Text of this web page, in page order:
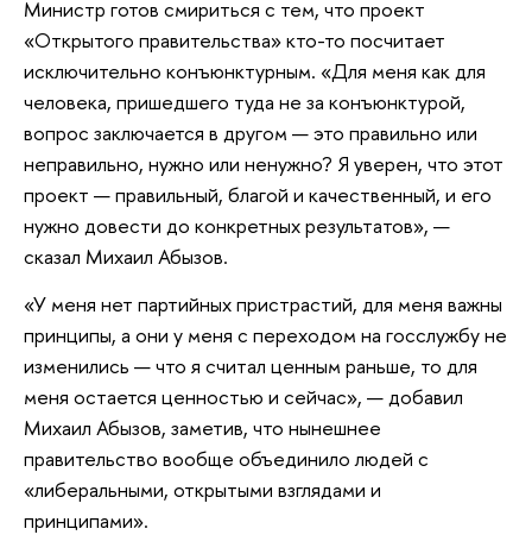
Министр готов смириться с тем, что проект
«Открытого правительства» кто-то посчитает
исключительно конъюнктурным. «Для меня как для
человека, пришедшего туда не за конъюнктурой,
вопрос заключается в другом — это правильно или
неправильно, нужно или ненужно? Я уверен, что этот
проект — правильный, благой и качественный, и его
нужно довести до конкретных результатов», —
сказал Михаил Абызов.
«У меня нет партийных пристрастий, для меня важны
принципы, а они у меня с переходом на госслужбу не
изменились — что я считал ценным раньше, то для
меня остается ценностью и сейчас», — добавил
Михаил Абызов, заметив, что нынешнее
правительство вообще объединило людей с
«либеральными, открытыми взглядами и
принципами».